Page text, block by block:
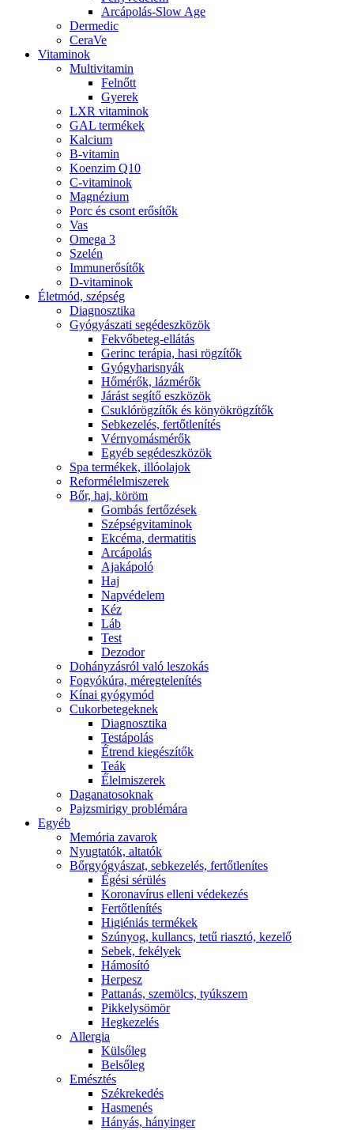
Arcápolás-Slow Age
Dermedic
CeraVe
Vitaminok
Multivitamin
Felnőtt
Gyerek
LXR vitaminok
GAL termékek
Kalcium
B-vitamin
Koenzim Q10
C-vitaminok
Magnézium
Porc és csont erősítők
Vas
Omega 3
Szelén
Immunerősítők
D-vitaminok
Életmód, szépség
Diagnosztika
Gyógyászati segédeszközök
Fekvőbeteg-ellátás
Gerinc terápia, hasi rögzítők
Gyógyharisnyák
Hőmérők, lázmérők
Járást segítő eszközök
Csuklórögzítők és könyökrögzítők
Sebkezelés, fertőtlenítés
Vérnyomásmérők
Egyéb segédeszközök
Spa termékek, illóolajok
Reformélelmiszerek
Bőr, haj, köröm
Gombás fertőzések
Szépségvitaminok
Ekcéma, dermatitis
Arcápolás
Ajakápoló
Haj
Napvédelem
Kéz
Láb
Test
Dezodor
Dohányzásról való leszokás
Fogyókúra, méregtelenítés
Kínai gyógymód
Cukorbetegeknek
Diagnosztika
Testápolás
É́trend kiegészítők
Teák
É́lelmiszerek
Daganatosoknak
Pajzsmirigy problémára
Egyéb
Memória zavarok
Nyugtatók, altatók
Bőrgyógyászat, sebkezelés, fertőtlenítes
É́gési sérülés
Koronavírus elleni védekezés
Fertőtlenítés
Higiéniás termékek
Szúnyog, kullancs, tetű riasztó, kezelő
Sebek, fekélyek
Hámosító
Herpesz
Pattanás, szemölcs, tyúkszem
Pikkelysömör
Hegkezelés
Allergia
Külsőleg
Belsőleg
Emésztés
Székrekedés
Hasmenés
Hányás, hányinger